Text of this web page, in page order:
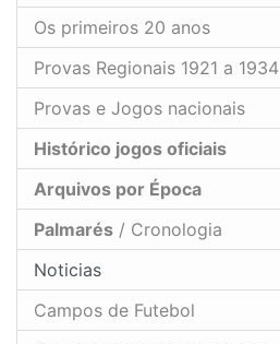
Os primeiros 20 anos
Provas Regionais 1921 a 1934
Provas e Jogos nacionais
Histórico jogos oficiais
Arquivos por Época
Palmarés / Cronologia
Noticias
Campos de Futebol